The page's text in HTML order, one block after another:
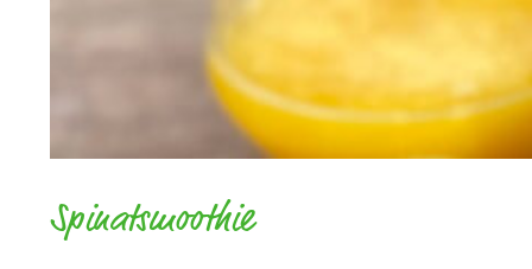
Spinatsmoothie